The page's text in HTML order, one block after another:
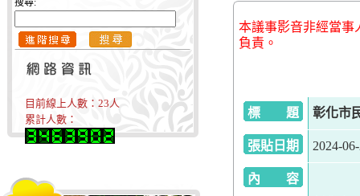
搜尋:
目前線上人數： 23人
累計人數：
本議事影音非經當事
負責。
標 題 彰化市
張貼日期 2024-
內 容